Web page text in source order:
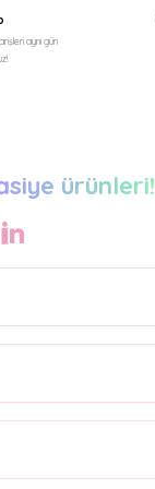
aynı gün
ürünleri!